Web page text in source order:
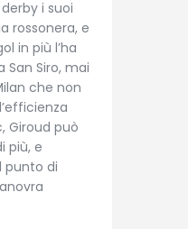
i suoi
rossonera, e
in più l’ha
Siro, mai
che non
Giroud può
più, e
punto di